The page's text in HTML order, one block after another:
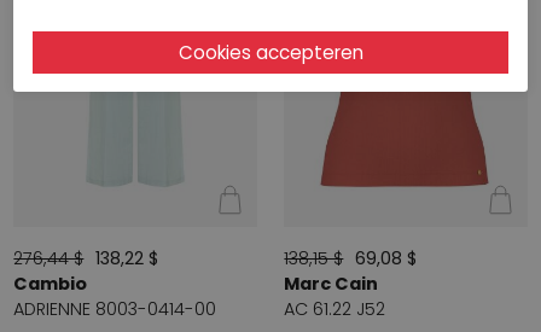
276,44 $ 138,22 $
Cambio
ADRIENNE 8003-0414-00
138,15 $ 69,08 $
Marc Cain
AC 61.22 J52